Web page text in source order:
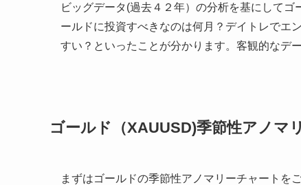
ビッグデータ(過去４２年）の分析を基にして
ールドに投資すべきなのは何月？デイトレでエ
すい？といったことが分かります。客観的なデ
ゴールド（XAUUSD)季節性アノマ
まずはゴールドの季節性アノマリーチャートを